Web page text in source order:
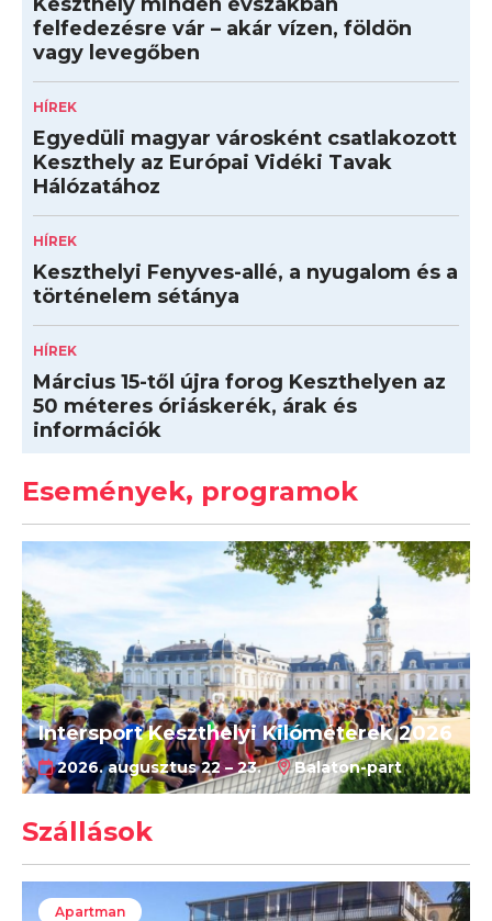
Keszthely minden évszakban
felfedezésre vár – akár vízen, földön
vagy levegőben
HÍREK
Egyedüli magyar városként csatlakozott
Keszthely az Európai Vidéki Tavak
Hálózatához
HÍREK
Keszthelyi Fenyves-allé, a nyugalom és a
történelem sétánya
HÍREK
Március 15-től újra forog Keszthelyen az
50 méteres óriáskerék, árak és
információk
Események, programok
Intersport Keszthelyi Kilóméterek 2026
2026. augusztus 22 – 23. Balaton-part
Szállások
Apartman